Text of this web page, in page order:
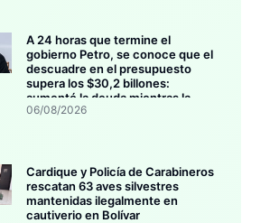
A 24 horas que termine el
gobierno Petro, se conoce que el
descuadre en el presupuesto
supera los $30,2 billones:
aumentó la deuda mientras la
inversión se estanca
06/08/2026
Cardique y Policía de Carabineros
rescatan 63 aves silvestres
mantenidas ilegalmente en
cautiverio en Bolívar